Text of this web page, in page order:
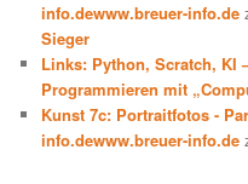
info.dewww.breuer-info.de
Sieger
Links: Python, Scratch, KI
Programmieren mit
Kunst 7c: Portraitfotos -
info.dewww.breuer-info.de